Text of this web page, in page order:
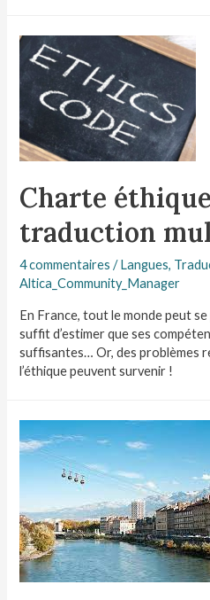
Charte
traduction
4 commentaires /Langues,
Altica_Community_Manager
En France, tout le monde peut
suffit d’estimer que ses
suffisantes… Or, des problèmes
l’éthique peuvent survenir !